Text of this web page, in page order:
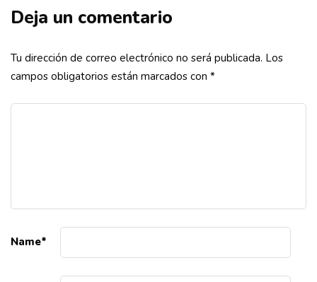
Deja un comentario
Tu dirección de correo electrónico no será publicada. Los
campos obligatorios están marcados con *
Name*